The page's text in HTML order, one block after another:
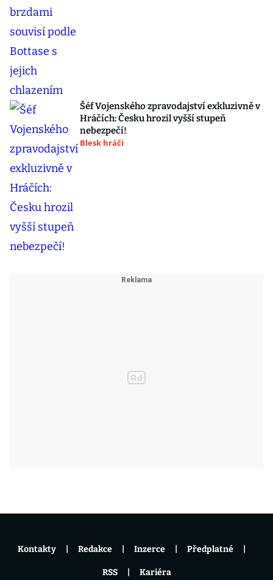
Šéf Vojenského zpravodajství exkluzivně v
Hráčích: Česku hrozil vyšší stupeň
nebezpečí!
Blesk hráči
Kontakty Redakce Inzerce Předplatné
RSS Kariéra